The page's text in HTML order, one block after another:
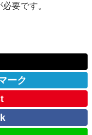
要です。
ーク